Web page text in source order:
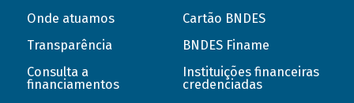
Onde atuamos
Transparência
Consulta a
financiamentos
Cartão BNDES
BNDES Finame
Instituições financeiras
credenciadas